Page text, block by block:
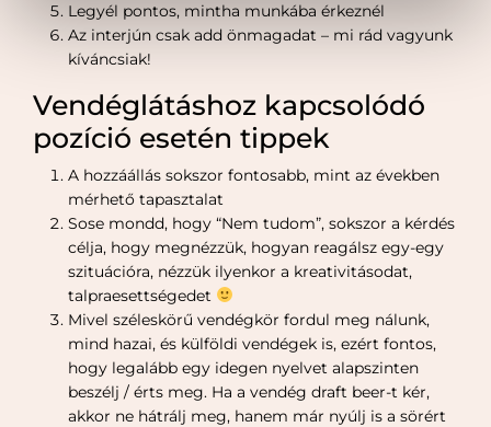
Legyél pontos, mintha munkába érkeznél
Az interjún csak add önmagadat – mi rád vagyunk
kíváncsiak!
Vendéglátáshoz kapcsolódó
pozíció esetén tippek
A hozzáállás sokszor fontosabb, mint az években
mérhető tapasztalat
Sose mondd, hogy “Nem tudom”, sokszor a kérdés
célja, hogy megnézzük, hogyan reagálsz egy-egy
szituációra, nézzük ilyenkor a kreativitásodat,
talpraesettségedet
Mivel széleskörű vendégkör fordul meg nálunk,
mind hazai, és külföldi vendégek is, ezért fontos,
hogy legalább egy idegen nyelvet alapszinten
beszélj / érts meg. Ha a vendég draft beer-t kér,
akkor ne hátrálj meg, hanem már nyúlj is a sörért